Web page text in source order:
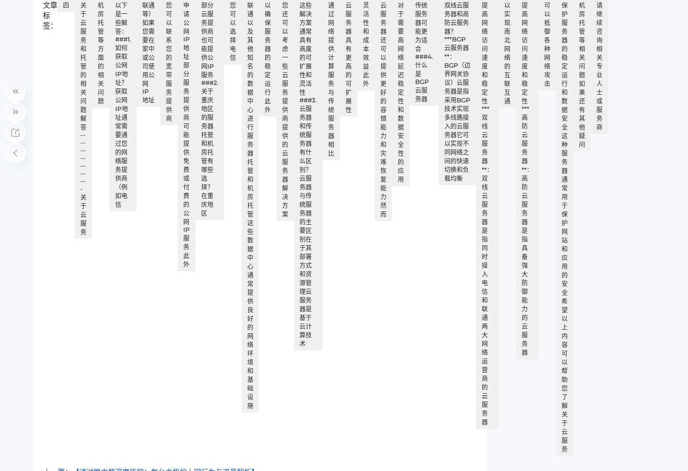
文章
标
签：
四
关
于
云
服
务
和
托
管
的
相
关
问
题
解
答
--
--
--
--
--
--
--
-
关
于
云
服
务
机
房
托
管
等
方
面
的
相
关
问
题
以下
是一
些解
答：
###1.
如何
获取
公网
IP地
址？
获取
公网
IP地
址通
常需
要通
过您
的网
络服
务提
供商
（例
如电
信
联通
等）
如果
您需
要在
家中
或公
司使
用公
网
IP
地址
您
可
以
联
系
您
的
宽
带
服
务
提
供
商
申
请
公
网
IP
地
址
部
分
服
务
提
供
商
可
能
提
供
免
费
或
付
费
的
公
网
IP
服
务
此
外
部分
云服
务提
供商
也可
能提
供公
网IP
服务
###2.
关于
重庆
地区
的服
务器
托管
和机
房托
管有
哪些
选
择？
在重
庆地
区
您
可
以
选
择
电
信
联
通
以
及
其
他
知
名
的
数
据
中
心
进
行
服
务
器
托
管
和
机
房
托
管
这
些
数
据
中
心
通
常
提
供
良
好
的
网
络
环
境
和
基
础
设
施
以
确
保
服
务
器
的
稳
定
运
行
此
外
您
还
可
以
考
虑
一
些
云
服
务
提
供
商
提
供
的
云
服
务
器
解
决
方
案
这些
解决
方案
通常
具有
高度
的可
扩展
性和
灵活
性
###3.
云服
务器
和传
统服
务器
有什
么区
别？
云服
务器
与传
统服
务器
的主
要区
别在
于其
部署
方式
和资
源管
理云
服务
器是
基于
云计
算技
术
通
过
网
络
提
供
计
算
服
务
与
传
统
服
务
器
相
比
云
服
务
器
具
有
更
高
的
可
扩
展
性
灵
活
性
和
成
本
效
益
此
外
云
服
务
器
还
可
以
提
供
更
好
的
容
错
能
力
和
灾
难
恢
复
能
力
然
而
对
于
需
要
高
网
络
延
迟
稳
定
性
和
数
据
安
全
性
的
应
用
传统
服务
器可
能更
为适
合
###4.
什么
是
BGP
云服
务器
双线云服
务器和高
防云服务
器？
***BGP
云服务器
**：
BGP（边
界网关协
议）云服
务器是指
采用BGP
技术实现
多线路接
入的云服
务器它可
以实现不
同网络之
间的快速
切换和负
载均衡
提
高
网
络
访
问
速
度
和
稳
定
性
***
双
线
云
服
务
器
**：
双
线
云
服
务
器
是
指
同
时
接
入
电
信
和
联
通
两
大
网
络
运
营
商
的
云
服
务
器
以
实
现
南
北
网
络
的
互
联
互
通
提
高
网
络
访
问
速
度
和
稳
定
性
***
高
防
云
服
务
器
**：
高
防
云
服
务
器
是
指
具
备
强
大
防
御
能
力
的
云
服
务
器
可
以
抵
御
各
种
网
络
攻
击
保
护
服
务
器
的
稳
定
运
行
和
数
据
安
全
这
种
服
务
器
通
常
用
于
保
护
网
站
和
应
用
的
安
全
希
望
以
上
内
容
可
以
帮
助
您
了
解
关
于
云
服
务
机
房
托
管
等
相
关
问
题
如
果
还
有
其
他
疑
问
请
继
续
咨
询
相
关
专
业
人
士
或
服
务
商